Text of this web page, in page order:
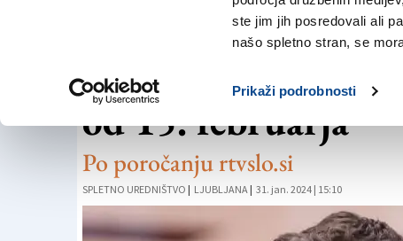
ste jim jih posredovali ali
našo spletno stran, se
Prikaži podrobnosti
Dragićev
od 15. februarja
Po poročanju rtvslo.si
SPLETNO UREDNIŠTVO | LJUBLJANA | 31. jan. 2024 | 15:10